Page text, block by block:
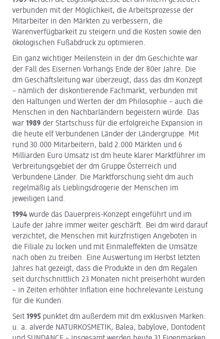
verbunden mit der Möglichkeit, die Arbeitsprozesse der
Mitarbeiter in den Märkten zu verbessern, die
Warenverfügbarkeit zu steigern und die Kosten sowie den
ökologischen Fußabdruck zu optimieren.
Ein ganz wichtiger Meilenstein in der dm Geschichte war
der Fall des Eisernen Vorhangs Ende der 80er Jahre. Die
dm Geschäftsleitung war überzeugt, dass das dm Konzept
– nämlich der diskontierende Fachmarkt, verbunden mit
den Haltungen und Werten der dm Philosophie – auch die
Menschen in den Nachbarländern begeistern würde. Das
war 1989 der Startschuss für die erfolgreiche Expansion in
die heute elf Verbundenen Länder der Ländergruppe. Mit
rund 30.000 Mitarbeitern, bald 2.000 Märkten und 6
Milliarden Euro Umsatz ist dm heute klarer Marktführer im
Verbreitungsgebiet der dm Gruppe Österreich und
Verbundene Länder. Die Marktforschung sieht dm auch
regelmäßig als Lieblingsdrogerie der Menschen im
jeweiligen Land.
1994 wurde das Dauerpreis-Konzept eingeführt und im
Laufe der Jahre immer weiter geschärft. Bei dm wird darauf
verzichtet, die Menschen mit kurzfristigen Angeboten in
die Filiale zu locken und mit Einmaleffekten die Umsätze
nach oben zu treiben. Eine Auswertung im Herbst letzten
Jahres hat gezeigt, dass die Produkte in den dm Regalen
seit durchschnittlich 23 Monaten nicht preiserhöht wurden
– in Zeiten erhöhter Inflation eine hochrelevante Leistung
für die Kunden.
Seit 1995 punktet dm außerdem mit dm exklusiven Marken:
u. a. alverde NATUR­KOSMETIK, Balea, babylove, Dontodent